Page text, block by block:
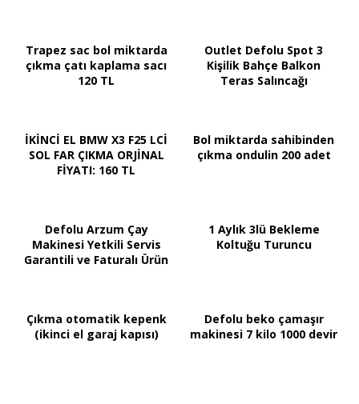
Trapez sac bol miktarda
çıkma çatı kaplama sacı
120 TL
Outlet Defolu Spot 3
Kişilik Bahçe Balkon
Teras Salıncağı
İKİNCİ EL BMW X3 F25 LCİ
SOL FAR ÇIKMA ORJİNAL
FİYATI: 160 TL
Bol miktarda sahibinden
çıkma ondulin 200 adet
Defolu Arzum Çay
Makinesi Yetkili Servis
Garantili ve Faturalı Ürün
1 Aylık 3lü Bekleme
Koltuğu Turuncu
Çıkma otomatik kepenk
(ikinci el garaj kapısı)
Defolu beko çamaşır
makinesi 7 kilo 1000 devir